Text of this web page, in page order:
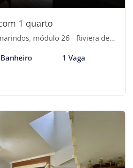
1 quarto
26 - Riviera de São Lourenço, Bertioga-SP
1 Vaga